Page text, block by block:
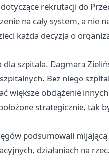
rekrutacji do
na cały system, a nie
każda decyzja o
szpitala. Dagmara
Bez niego
większe obciążenie
strategicznie, tak
podsumowali
działaniach na